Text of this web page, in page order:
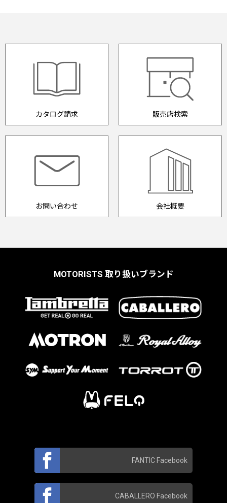
カタログ請求 販売店検索
お問い合わせ 会社概要
MOTORISTS 取り扱いブランド
FANTIC Facebook
CABALLERO Facebook